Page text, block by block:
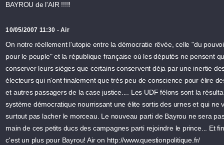
BAYROU de l'AIR !!!!!
10/05/2007 11:30 - Air
On notre réellement l'utopie entre la démocratie rêvée, celle "du
pour le peuple" et la république française où les députés ne pensent
conserver leurs sièges que certains conservent déja par une inertie
électeurs qui n'ont finalement que trés peu de conscience pour élire
et autres passagers de la case justice.... Les UDF félons sont la
système démocratique nourrissant une élite sortis des urnes et qui ne
surtout pas lacher le morceau. Le nouveau parti de Bayrou ne sera
main de ces petits ducs des campagnes parti rejoindre le prince... Et
c'est un plus pour Bayrou! Air on http://www.questionpolitique.fr/